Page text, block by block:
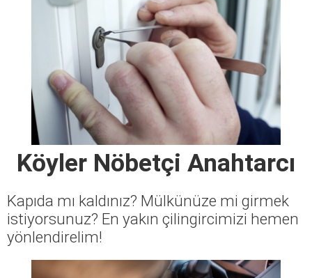
Köyler Nöbetçi Anahtarcı
Kapıda mı kaldınız? Mülkünüze mi girmek
istiyorsunuz? En yakın çilingircimizi hemen
yönlendirelim!